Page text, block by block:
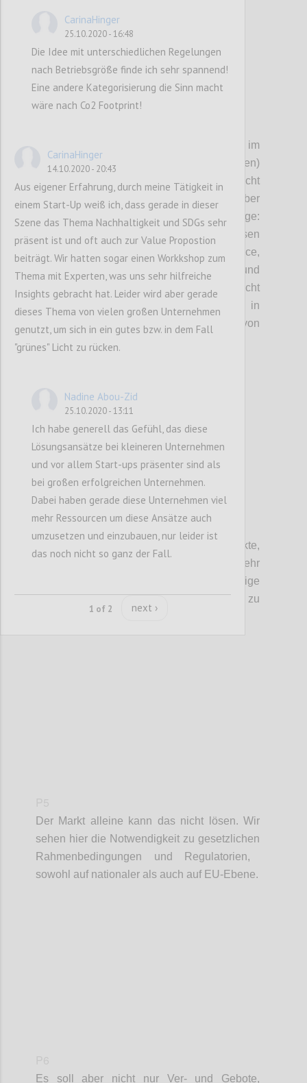
Wertediskussion steht auch im
Zusammenhang mit
einer (neuen)
Sinnorientierung
in
Unternehmen, die nicht
zuletzt zur Attraktivität als Arbeitgeber
beitragen kann.
Das führt uns auch zur Frage:
Wie kann Erfolg neu definiert und gemessen
werden?
Dafür braucht es eine n eue Balance,
eue Tools, neue Methoden
und
Bericht
smodelle und Indi katoren
(nicht
finanziell
gemeint Wobei wir
das in
Zusammenhang mit der Übernahme
von
Verantwortung diskutiert haben
P4
Skaleneffekte,
Einkaufsmargen, Kostenwahrheit und mehr
Sichtbarkeit und PR für sinnvolle, nachhaltige
Ansätze sind Business-Faktoren, die zu
Der Markt alleine kann das nicht lösen. Wir
sehen hier die Notwendigkeit zu gesetzlichen
Rahmenbedingungen und
Regulatorien,
sowohl aufnationaler als auch auf EU-Ebene.
Es soll aber nicht nur Ver- und Gebote,
CarinaHinger
25.10.2020 - 16:48
Die Idee mit unterschiedlichen Regelungen
nach Betriebsgröße finde ich sehr spannend!
Eine andere Kategorisierung die Sinn macht
wäre nach Co2 Footprint!
CarinaHinger
14.10.2020 - 20:43
Aus eigener Erfahrung, durch meine Tätigkeit in
einem Start-Up weiß ich, dass gerade in dieser
Szene das Thema Nachhaltigkeit und SDGs sehr
präsent ist und oft auch zur Value Propostion
beiträgt. Wir hatten sogar einen Workkshop zum
Thema mit Experten, was uns sehr hilfreiche
Insights gebracht hat. Leider wird aber gerade
dieses Thema von vielen großen Unternehmen
genutzt, um sich in ein gutes bzw. in dem Fall
"grünes" Licht zu rücken.
Nadine Abou-Zid
25.10.2020 - 13:11
Ich habe generell das Gefühl, das diese
Lösungsansätze bei kleineren Unternehmen
und vor allem Start-ups präsenter sind als
bei großen erfolgreichen Unternehmen.
Dabei haben gerade diese Unternehmen viel
mehr Ressourcen um diese Ansätze auch
umzusetzen und einzubauen, nur leider ist
das noch nicht so ganz der Fall.
1 of 2 next ›